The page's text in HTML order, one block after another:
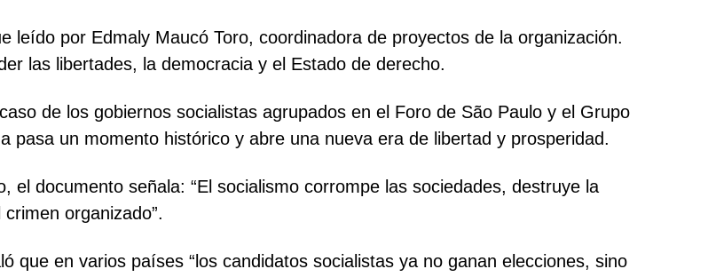
leído por Edmaly Maucó Toro, coordinadora de proyectos de la organización.
las libertades, la democracia y el Estado de derecho.
de los gobiernos socialistas agrupados en el Foro de São Paulo y el Grupo
pasa un momento histórico y abre una nueva era de libertad y prosperidad.
el documento señala: “El socialismo corrompe las sociedades, destruye la
organizado”.
que en varios países “los candidatos socialistas ya no ganan elecciones, sino